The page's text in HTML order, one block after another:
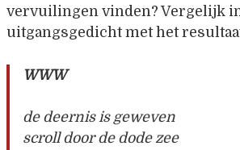
vervuilingen vinden? Vergelijk
uitgangsgedicht met het
WWW
de deernis is geweven
scroll door de dode zee